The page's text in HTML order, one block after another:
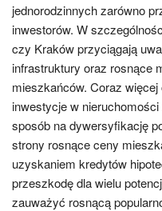
jednorodzinnych zarówno
inwestorów. W
czy Kraków przyciągają
infrastruktury oraz rosnące
mieszkańców. Coraz
inwestycje w
sposób na dywersyfikację
strony rosnące ceny
uzyskaniem kredytów
przeszkodę dla wielu
zauważyć rosnącą